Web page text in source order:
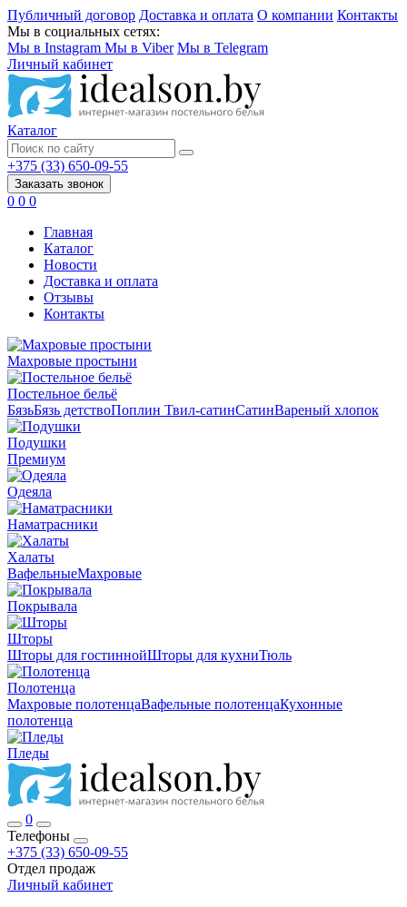
Публичный договор Доставка и оплата О компании Контакты
Мы в социальных сетях:
Мы в Instagram Мы в Viber Мы в Telegram
Личный кабинет
Каталог
+375 (33) 650-09-55
Заказать звонок
0 0 0
Главная
Каталог
Новости
Доставка и оплата
Отзывы
Контакты
Махровые простыни
Постельное бельё
БязьБязь детствоПоплин Твил-сатинСатинВареный хлопок
Подушки
Премиум
Одеяла
Наматрасники
Халаты
ВафельныеМахровые
Покрывала
Шторы
Шторы для гостиннойШторы для кухниТюль
Полотенца
Махровые полотенцаВафельные полотенцаКухонные
полотенца
Пледы
0
Телефоны
+375 (33) 650-09-55
Отдел продаж
Личный кабинет